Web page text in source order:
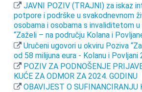
JAVNI POZIV (TRAJNI) za iskaz
potpore i podrške u svakodnevnom
osobama i osobama s invaliditetom
“Zaželi – na području Kolana i
Uručeni ugovori u okviru Poziva
od 58 milijuna eura - Kolanu i Povljani
POZIV ZA PODNOŠENJE
KUĆE ZA ODMOR ZA 2024. GODINU
OBAVIJEST O